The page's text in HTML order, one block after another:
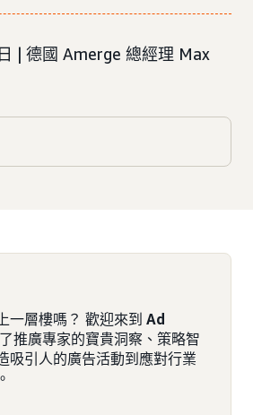
| 德國 Amerge 總經理 Max
一層樓嗎？ 歡迎來到 Ad
推廣專家的寶貴洞察、策略智
吸引人的廣告活動到應對行業